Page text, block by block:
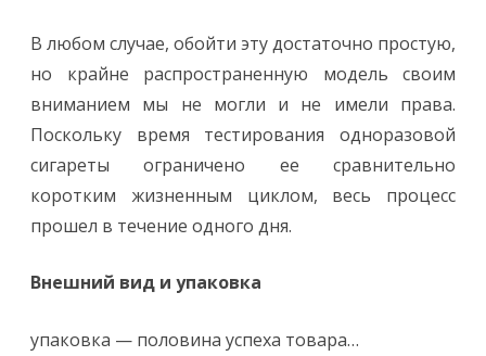
В любом случае, обойти эту достаточно простую,
но крайне распространенную модель своим
вниманием мы не могли и не имели права.
Поскольку время тестирования одноразовой
сигареты ограничено ее сравнительно
коротким жизненным циклом, весь процесс
прошел в течение одного дня.
Внешний вид и упаковка
упаковка — половина успеха товара…